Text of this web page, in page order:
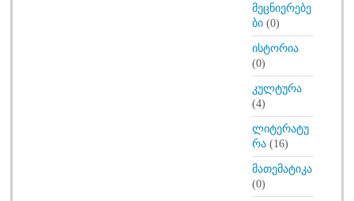
მეცნიერებე
ბი(0)
ისტორია
(0)
კულტურა
(4)
ლიტერატუ
რა(16)
მათემატიკა
(0)